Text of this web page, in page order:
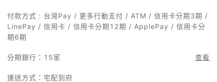
付款方式 : 台灣Pay / 更多行動支付 / ATM / 信用卡分期3期 /
LinePay / 信用卡 / 信用卡分期12期 / ApplePay / 信用卡分
期6期
分期銀行： 15家 查看
運送方式：宅配到府